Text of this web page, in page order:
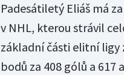
Padesátiletý Eliáš má
v NHL, kterou strávil
základní části elitní ligy
bodů za 408 gólů a